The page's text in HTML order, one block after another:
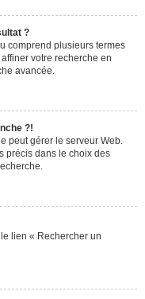
?
comprend plusieurs termes
votre recherche en
avancée.
?!
peut gérer le serveur Web.
précis dans le choix des
lien « Rechercher un